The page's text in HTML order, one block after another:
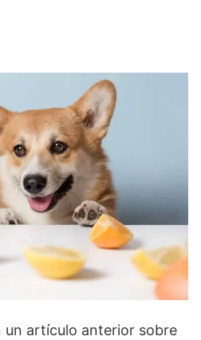
un artículo anterior sobre